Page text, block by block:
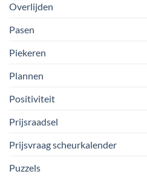
Overlijden
Pasen
Piekeren
Plannen
Positiviteit
Prijsraadsel
Prijsvraag scheurkalender
Puzzels